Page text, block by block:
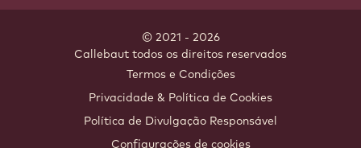
© 2021 - 2026
Callebaut todos os direitos reservados
Termos e Condições
Privacidade & Política de Cookies
Política de Divulgação Responsável
Configurações de cookies